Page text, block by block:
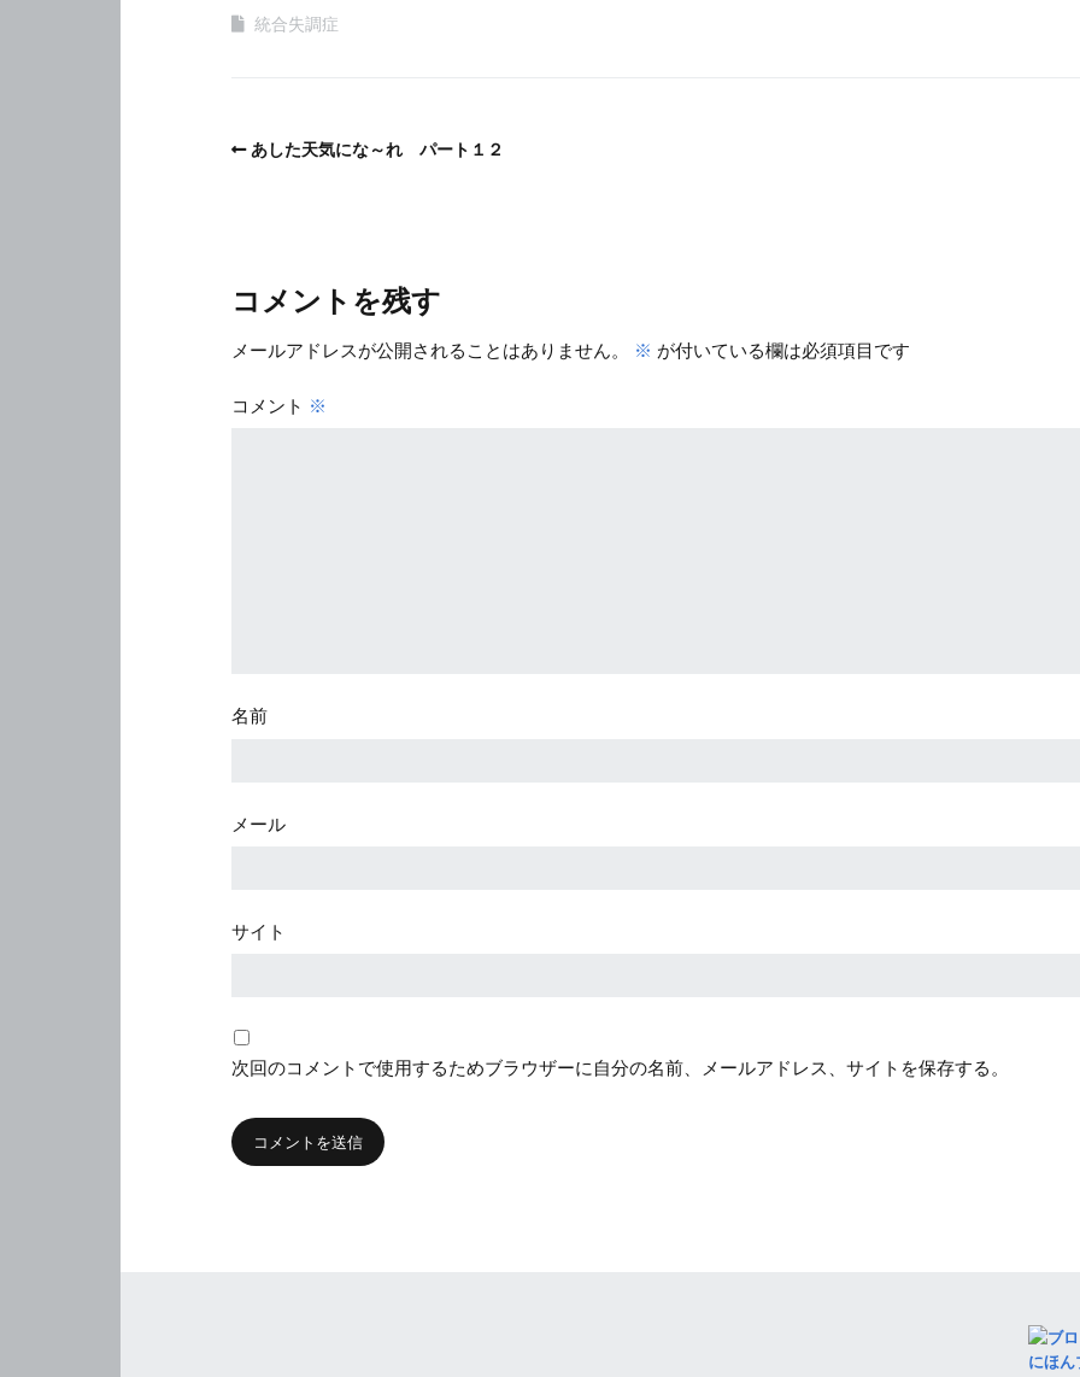
統合失調症
あした天気にな～れ パート１２
コメントを残す
メールアドレスが公開されることはありません。 ※ が付いている欄は必須項目です
コメント ※
名前
メール
サイト
次回のコメントで使用するためブラウザーに自分の名前、メールアドレス、サイトを保存する。
にほ